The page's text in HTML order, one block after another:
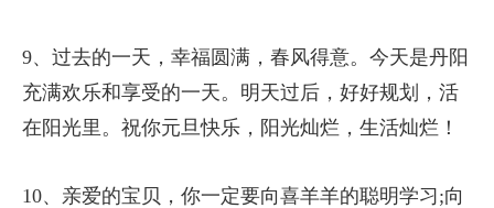
9、过去的一天，幸福圆满，春风得意。今天是丹阳
充满欢乐和享受的一天。明天过后，好好规划，活
在阳光里。祝你元旦快乐，阳光灿烂，生活灿烂！
10、亲爱的宝贝，你一定要向喜羊羊的聪明学习;向